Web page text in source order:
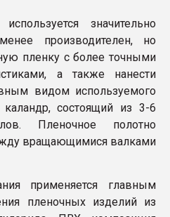
значительно
производителен, но
пленку с более точными
а также нанести
видом используемого
каландр, состоящий из 3-6
Пленочное полотно
вращающимися валками
применяется главным
пленочных изделий из